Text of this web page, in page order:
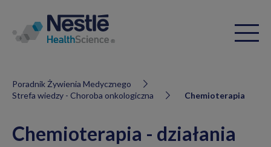
Poradnik Żywienia Medycznego
Strefa wiedzy - Choroba onkologiczna
Chemioterapia
Chemioterapia - działania